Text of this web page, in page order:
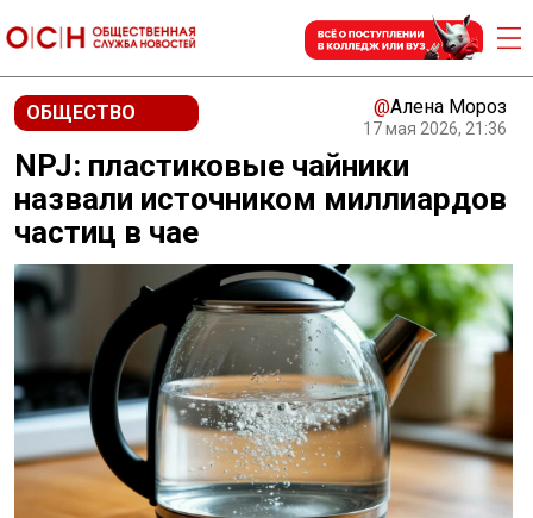
ОБЩЕСТВО @Алена Мороз
17 мая 2026, 21:36
NPJ: пластиковые чайники
назвали источником миллиардов
частиц в чае